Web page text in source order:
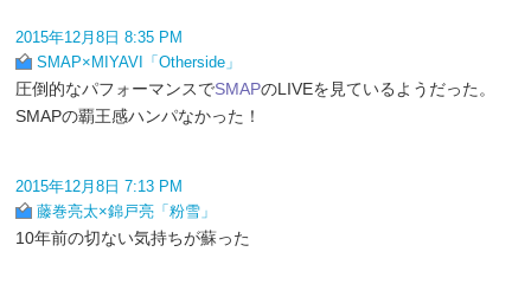
2015年12月8日 8:35 PM
SMAP×MIYAVI「Otherside」
圧倒的なパフォーマンスでSMAPのLIVEを見ているようだった。
SMAPの覇王感ハンパなかった！
2015年12月8日 7:13 PM
藤巻亮太×錦戸亮「粉雪」
10年前の切ない気持ちが蘇った